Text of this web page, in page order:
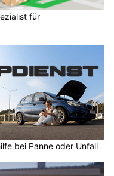
für
bei Panne oder Unfall